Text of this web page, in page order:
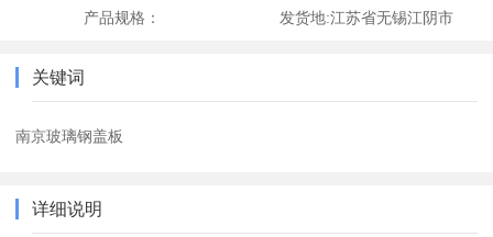
产品规格： 发货地:江苏省无锡江阴市
关键词
南京玻璃钢盖板
详细说明